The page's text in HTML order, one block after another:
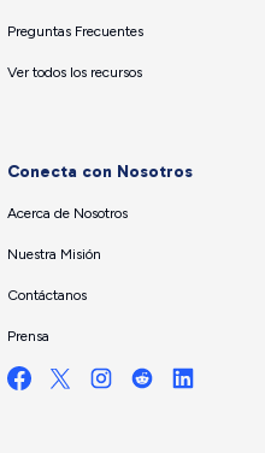
Preguntas Frecuentes
Ver todos los recursos
Conecta con Nosotros
Acerca de Nosotros
Nuestra Misión
Contáctanos
Prensa